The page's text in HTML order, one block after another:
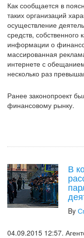
Как сообщается в
таких организаций
осуществление
средств, собственного
информации о
массированная
интернете с
несколько раз
Ранее законопроект
финансовому рынку.
В
By
04.09.2015 12:57.